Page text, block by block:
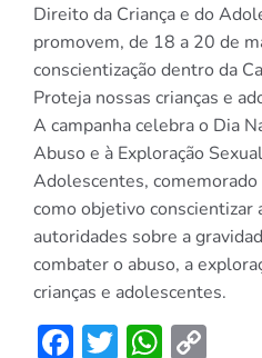
Direito da Criança e do
promovem, de 18 a 20 de
conscientização dentro da
Proteja nossas crianças e
A campanha celebra o Dia
Abuso e à Exploração
Adolescentes,
como objetivo conscientizar
autoridades sobre a
combater o abuso, a
crianças e adolescentes.
Facebook
Twitter